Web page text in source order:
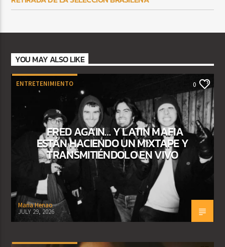
YOU MAY ALSO LIKE
ENTRETENIMIENTO 0
FRED AGAIN… Y LATIN MAFIA
ESTÁN HACIENDO UN MIXTAPE Y
TRANSMITIÉNDOLO EN VIVO
Maria Henao
JULY 29, 2026